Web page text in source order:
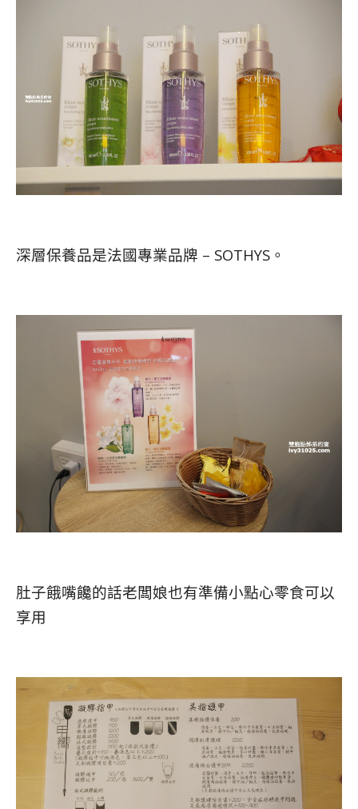
深層保養品是法國專業品牌 – SOTHYS。
肚子餓嘴饞的話老闆娘也有準備小點心零食可以
享用